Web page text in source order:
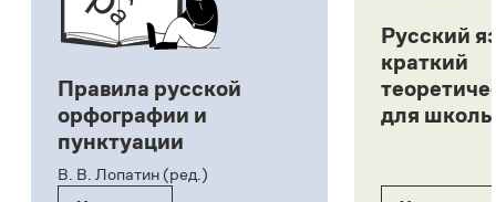
Правила русской
орфографии и
пунктуации
В. В. Лопатин (ред.)
Русский
краткий
для